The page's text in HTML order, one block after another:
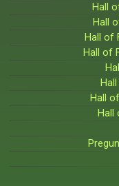
Hall
Hall
Hall of
Hall of
Hall
Hall